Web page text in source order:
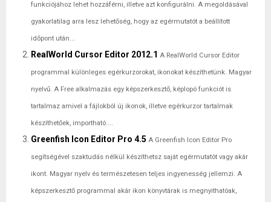
funkciójához lehet hozzáférni, illetve azt konfigurálni. A megoldásával
gyakorlatilag arra lesz lehetőség, hogy az egérmutatót a beállított
időpont után...
RealWorld Cursor Editor 2012.1 A RealWorld Cursor Editor
programmal különleges egérkurzorokat, ikonokat készíthetünk. Magyar
nyelvű. A Free alkalmazás egy képszerkesztő, képlopó funkciót is
tartalmaz amivel a fájlokból új ikonok, illetve egérkurzor tartalmak
készíthetőek, importható....
Greenfish Icon Editor Pro 4.5 A Greenfish Icon Editor Pro
segítségével szaktudás nélkül készíthetsz saját egérmutatót vagy akár
ikont. Magyar nyelv és természetesen teljes ingyenesség jellemzi. A
képszerkesztő programmal akár ikon könyvtárak is megnyithatóak,